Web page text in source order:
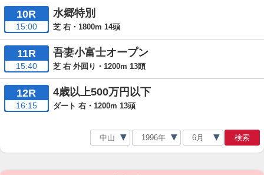
10R
15:00
水郷特別
芝 右・1800m 14頭
11R
15:40
吾妻小富士オープン
芝 右 外回り・1200m 13頭
12R
16:15
4歳以上500万円以下
ダート 右・1200m 13頭
検索